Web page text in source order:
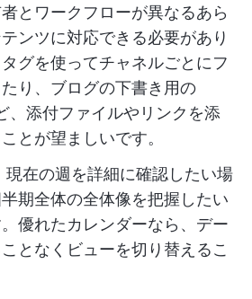
とワークフローが異なるあら
ンツに対応できる必要があり
グを使ってチャネルごとにフ
り、ブログの下書き用の
、添付ファイルやリンクを添
とが望ましいです。
現在の週を詳細に確認したい場
期全体の全体像を把握したい
優れたカレンダーなら、デー
となくビューを切り替えるこ